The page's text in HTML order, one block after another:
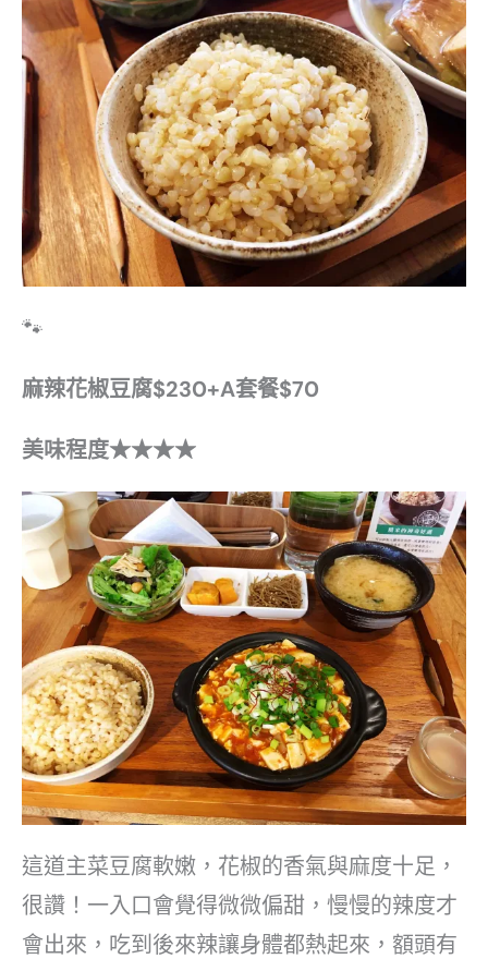
🐾
麻辣花椒豆腐$230+A套餐$70
美味程度★★★★
這道主菜豆腐軟嫩，花椒的香氣與麻度十足，
很讚！一入口會覺得微微偏甜，慢慢的辣度才
會出來，吃到後來辣讓身體都熱起來，額頭有